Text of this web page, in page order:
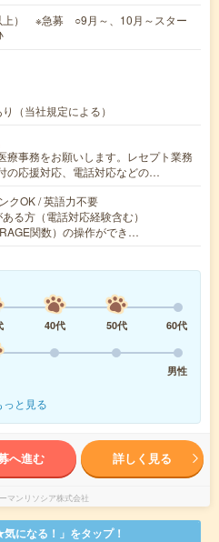
上） ※急募 ○9月～、10月～スター
（当社規定による）
療事務をお願いします。レセプト業務
の応援対応、電話対応などの…
クOK / 英語力不要
る方（電話対応経験含む）
関数）の操作ができ…
40代 50代
60代
男性
っと見る
へ進む 詳しく見る
マンリソシア株式会社
になる！」をタップ！